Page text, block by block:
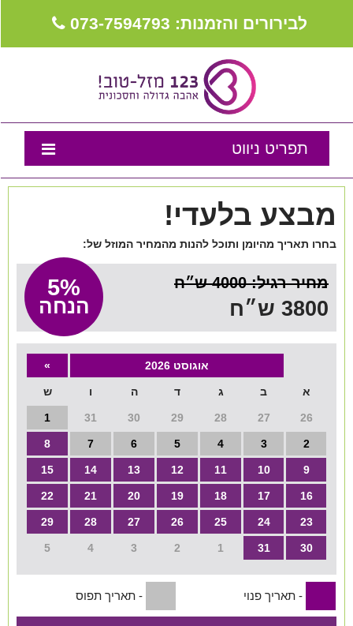
לבירורים והזמנות: 073-7594793
תפריט ניווט
דף הבית
נבחרת המומלצים
טיפים לארגון חתונה ואירועים
מה שכולם שואלים
צור קשר
מועדון לקוחות
מבצע בלעדי!
בחרו תאריך מהיומן ותוכל להנות מהמחיר המוזל של:
5%
הנחה
מחיר רגיל: 4000 ש״ח
3800 ש״ח
אוגוסט 2026 »
א ב ג ד ה ו ש
26
27
28
29
30
31
1
2
3
4
5
6
7
8
9
10
11
12
13
14
15
16
17
18
19
20
21
22
23
24
25
26
27
28
29
30
31
1
2
3
4
5
- תאריך פנוי - תאריך תפוס